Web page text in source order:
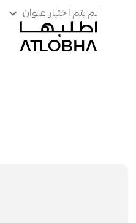
لم يتم اختيار عنوان